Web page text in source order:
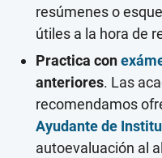
resúmenes o
útiles a la hora de
Practica con
anteriores. Las
recomendamos
Ayudante de
autoevaluación al